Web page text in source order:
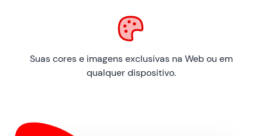
Suas cores e imagens exclusivas na Web ou em
qualquer dispositivo.